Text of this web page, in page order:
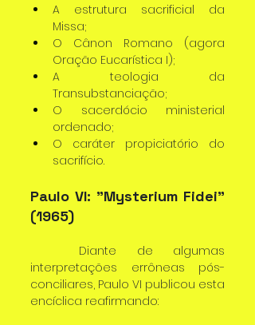
A estrutura sacrificial da
Missa;
O Cânon Romano (agora
Oração Eucarística I);
A teologia da
Transubstanciação;
O sacerdócio ministerial
ordenado;
O caráter propiciatório do
sacrifício.
Paulo VI: "Mysterium Fidei"
(1965)
interpretações errôneas pós-
conciliares, Paulo VI publicou esta
encíclica reafirmando: